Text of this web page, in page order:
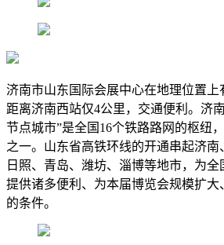
济南市山东国际会展中心在地理位置上
距离济南西站仅4公里，交通便利。济
节点城市”是全国16个铁路路网的枢纽
之一。山东省高铁环线的开通串起济南
日照、青岛、潍坊、淄博等地市，为
提供诸多便利、为本届博览会规模扩大
的条件。